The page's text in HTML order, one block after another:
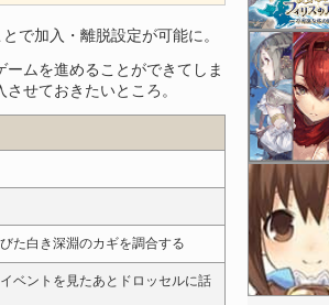
で加入・離脱設定が可能に。
ムを進めることができてしま
せておきたいところ。
た白き深淵のカギを調合する
ベントを見たあとドロッセルに話